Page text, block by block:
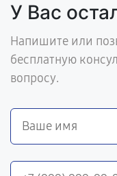
У Вас
Напишите или
бесплатную
вопросу.